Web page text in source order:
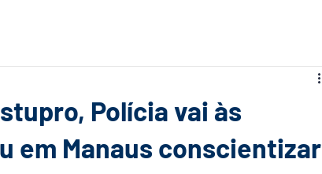
Polícia vai às
em Manaus conscientizar